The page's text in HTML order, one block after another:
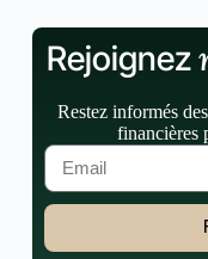
Rejoignez
Restez informés
financières